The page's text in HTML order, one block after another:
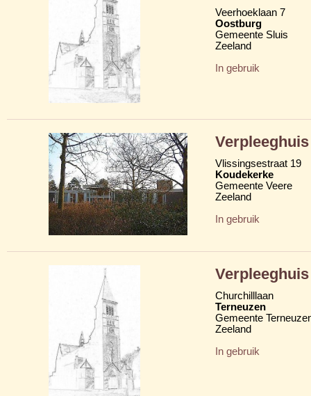
Veerhoeklaan 7
Oostburg
Gemeente Sluis
Zeeland
In gebruik
Vlissingsestraat 19
Koudekerke
Gemeente Veere
Zeeland
In gebruik
Churchilllaan
Terneuzen
Gemeente
Zeeland
In gebruik